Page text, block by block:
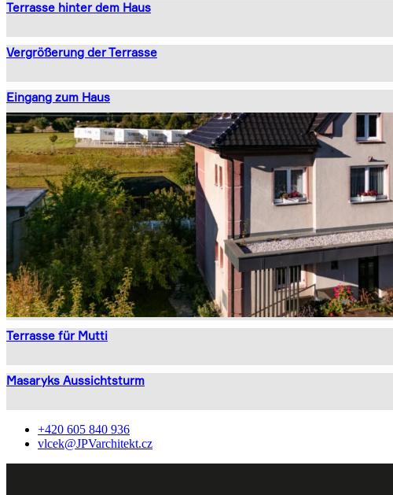
Terrasse hinter dem Haus
Vergrößerung der Terrasse
Eingang zum Haus
Terrasse für Mutti
Masaryks Aussichtsturm
+420 605 840 936
vlcek@JPVarchitekt.cz